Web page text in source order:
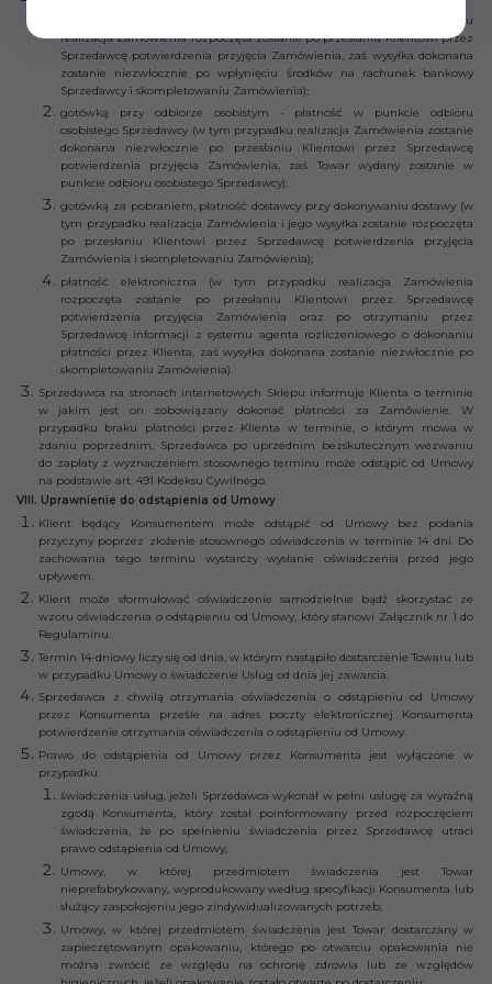
przelew bankowy na rachunek bankowy Sprzedawcy (w tym przypadku
realizacja Zamówienia rozpoczęta zostanie po przesłaniu Klientowi przez
Sprzedawcę potwierdzenia przyjęcia Zamówienia, zaś wysyłka dokonana
zostanie niezwłocznie po wpłynięciu środków na rachunek bankowy
Sprzedawcy i skompletowaniu Zamówienia);
gotówką przy odbiorze osobistym - płatność w punkcie odbioru
osobistego Sprzedawcy (w tym przypadku realizacja Zamówienia zostanie
dokonana niezwłocznie po przesłaniu Klientowi przez Sprzedawcę
potwierdzenia przyjęcia Zamówienia, zaś Towar wydany zostanie w
punkcie odbioru osobistego Sprzedawcy);
gotówką za pobraniem, płatność dostawcy przy dokonywaniu dostawy (w
tym przypadku realizacja Zamówienia i jego wysyłka zostanie rozpoczęta
po przesłaniu Klientowi przez Sprzedawcę potwierdzenia przyjęcia
Zamówienia i skompletowaniu Zamówienia);
płatność elektroniczna (w tym przypadku realizacja Zamówienia
rozpoczęta zostanie po przesłaniu Klientowi przez Sprzedawcę
potwierdzenia przyjęcia Zamówienia oraz po otrzymaniu przez
Sprzedawcę informacji z systemu agenta rozliczeniowego o dokonaniu
płatności przez Klienta, zaś wysyłka dokonana zostanie niezwłocznie po
skompletowaniu Zamówienia).
Sprzedawca na stronach internetowych Sklepu informuje Klienta o terminie
w jakim jest on zobowiązany dokonać płatności za Zamówienie. W
przypadku braku płatności przez Klienta w terminie, o którym mowa w
zdaniu poprzednim, Sprzedawca po uprzednim bezskutecznym wezwaniu
do zapłaty z wyznaczeniem stosownego terminu może odstąpić od Umowy
na podstawie art. 491 Kodeksu Cywilnego.
VIII. Uprawnienie do odstąpienia od Umowy
Klient będący Konsumentem może odstąpić od Umowy bez podania
przyczyny poprzez złożenie stosownego oświadczenia w terminie 14 dni. Do
zachowania tego terminu wystarczy wysłanie oświadczenia przed jego
upływem.
Klient może sformułować oświadczenie samodzielnie bądź skorzystać ze
wzoru oświadczenia o odstąpieniu od Umowy, który stanowi Załącznik nr 1 do
Regulaminu.
Termin 14-dniowy liczy się od dnia, w którym nastąpiło dostarczenie Towaru lub
w przypadku Umowy o świadczenie Usług od dnia jej zawarcia.
Sprzedawca z chwilą otrzymania oświadczenia o odstąpieniu od Umowy
przez Konsumenta prześle na adres poczty elektronicznej Konsumenta
potwierdzenie otrzymania oświadczenia o odstąpieniu od Umowy.
Prawo do odstąpienia od Umowy przez Konsumenta jest wyłączone w
przypadku:
świadczenia usług, jeżeli Sprzedawca wykonał w pełni usługę za wyraźną
zgodą Konsumenta, który został poinformowany przed rozpoczęciem
świadczenia, że po spełnieniu świadczenia przez Sprzedawcę utraci
prawo odstąpienia od Umowy;
Umowy, w której przedmiotem świadczenia jest Towar
nieprefabrykowany, wyprodukowany według specyfikacji Konsumenta lub
służący zaspokojeniu jego zindywidualizowanych potrzeb;
Umowy, w której przedmiotem świadczenia jest Towar dostarczany w
zapieczętowanym opakowaniu, którego po otwarciu opakowania nie
można zwrócić ze względu na ochronę zdrowia lub ze względów